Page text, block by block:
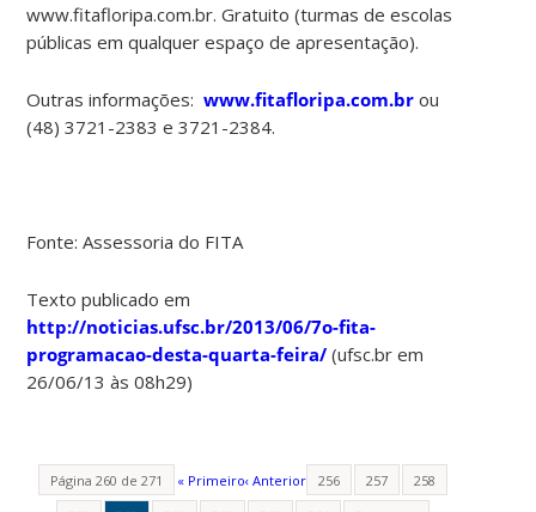
www.fitafloripa.com.br. Gratuito (turmas de escolas
públicas em qualquer espaço de apresentação).
Outras informações:www.fitafloripa.com.br ou
(48) 3721-2383 e 3721-2384.
Fonte: Assessoria do FITA
Texto publicado em
http://noticias.ufsc.br/2013/06/7o-fita-
programacao-desta-quarta-feira/ (ufsc.br em
26/06/13 às 08h29)
Página 260 de 271 « Primeiro‹ Anterior 256 257
258